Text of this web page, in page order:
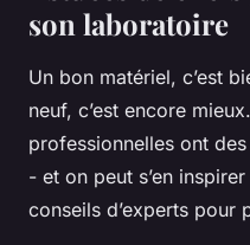
son laboratoire
Un bon matériel, c’est
neuf, c’est encore
professionnelles ont
- et on peut s’en
conseils d’experts pour